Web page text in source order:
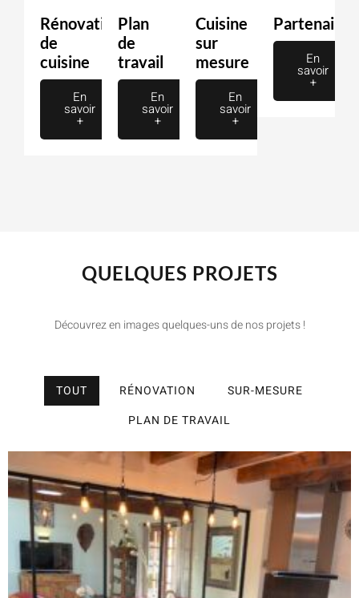
Rénovation
de
cuisine
En
savoir
+
Plan
de
travail
En
savoir
+
Cuisine
sur
mesure
En
savoir
+
Partenaire
En
savoir
+
QUELQUES PROJETS
Découvrez en images quelques-uns de nos projets !
TOUT RÉNOVATION
SUR-MESURE
PLAN DE TRAVAIL